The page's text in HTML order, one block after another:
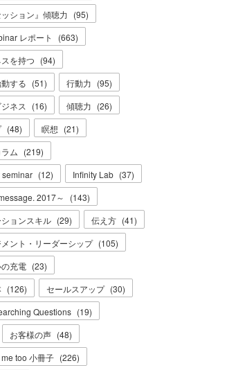
ション』傾聴力 (95)
レポート
(663)
を持つ (94)
する (51) 行動力 (95)
ネス
(16) 傾聴力 (26)
(48) 瞑想 (21)
ム (219)
seminar (12) Infinity Lab (37)
2017～
(143)
ョンスキル (29) 伝え方 (41)
ント・リーダーシップ (105)
充電 (23)
(126) セールスアップ (30)
Questions (19)
お客様の声 (48)
too 小冊子 (226)